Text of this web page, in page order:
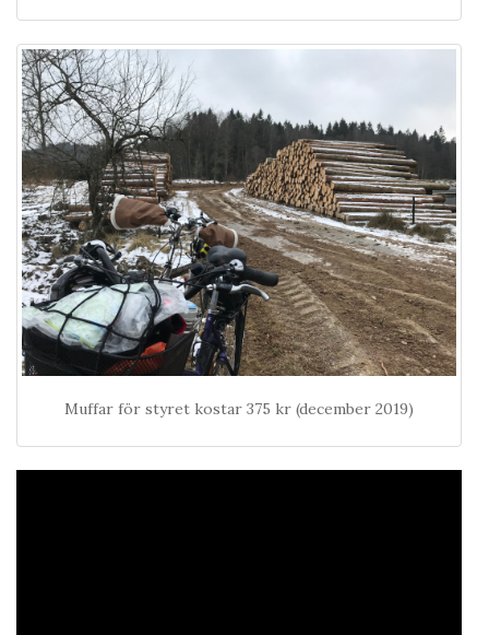
Muffar för styret kostar 375 kr (december 2019)